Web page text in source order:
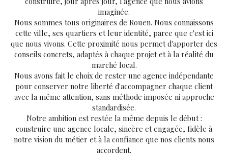
imaginée.
Nous sommes tous originaires de Rouen. Nous connaissons
cette ville, ses quartiers et leur identité, parce que c'est ici
que nous vivons. Cette proximité nous permet d'apporter des
conseils concrets, adaptés à chaque projet et à la réalité du
marché local.
Nous avons fait le choix de rester une agence indépendante
pour conserver notre liberté d'accompagner chaque client
avec la même attention, sans méthode imposée ni approche
standardisée.
Notre ambition est restée la même depuis le début :
construire une agence locale, sincère et engagée, fidèle à
notre vision du métier et à la confiance que nos clients nous
accordent.